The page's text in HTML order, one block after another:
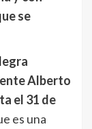
se
Alberto
el 31 de
es una